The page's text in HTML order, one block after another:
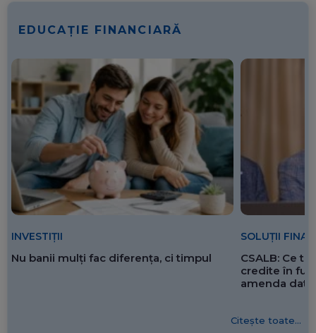
EDUCAȚIE FINANCIARĂ
INVESTIȚII
Nu banii mulți fac diferența, ci timpul
SOLUȚII
CSALB: Ce
credite în
amenda
Citește toate...